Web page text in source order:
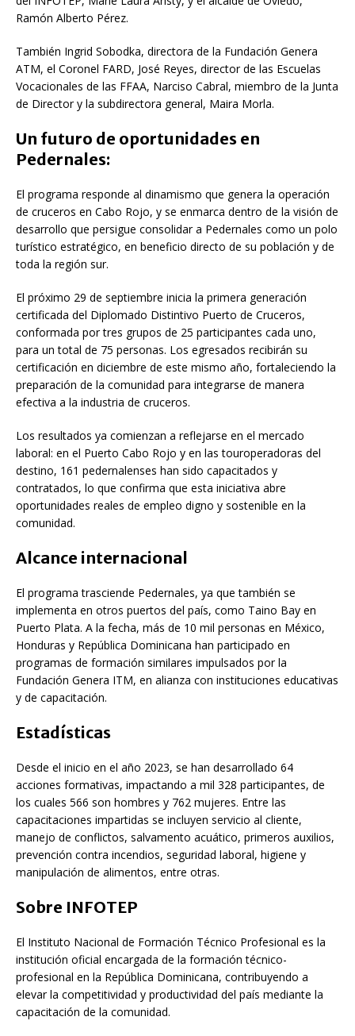
Ramón Alberto Pérez.
También Ingrid Sobodka, directora de la Fundación Genera
ATM, el Coronel FARD, José Reyes, director de las Escuelas
Vocacionales de las FFAA, Narciso Cabral, miembro de la Junta
de Director y la subdirectora general, Maira Morla.
Un futuro de oportunidades en
Pedernales:
El programa responde al dinamismo que genera la operación
de cruceros en Cabo Rojo, y se enmarca dentro de la visión de
desarrollo que persigue consolidar a Pedernales como un polo
turístico estratégico, en beneficio directo de su población y de
toda la región sur.
El próximo 29 de septiembre inicia la primera generación
certificada del Diplomado Distintivo Puerto de Cruceros,
conformada por tres grupos de 25 participantes cada uno,
para un total de 75 personas. Los egresados recibirán su
certificación en diciembre de este mismo año, fortaleciendo la
preparación de la comunidad para integrarse de manera
efectiva a la industria de cruceros.
Los resultados ya comienzan a reflejarse en el mercado
laboral: en el Puerto Cabo Rojo y en las touroperadoras del
destino, 161 pedernalenses han sido capacitados y
contratados, lo que confirma que esta iniciativa abre
oportunidades reales de empleo digno y sostenible en la
comunidad.
Alcance internacional
El programa trasciende Pedernales, ya que también se
implementa en otros puertos del país, como Taino Bay en
Puerto Plata. A la fecha, más de 10 mil personas en México,
Honduras y República Dominicana han participado en
programas de formación similares impulsados por la
Fundación Genera ITM, en alianza con instituciones educativas
y de capacitación.
Estadísticas
Desde el inicio en el año 2023, se han desarrollado 64
acciones formativas, impactando a mil 328 participantes, de
los cuales 566 son hombres y 762 mujeres. Entre las
capacitaciones impartidas se incluyen servicio al cliente,
manejo de conflictos, salvamento acuático, primeros auxilios,
prevención contra incendios, seguridad laboral, higiene y
manipulación de alimentos, entre otras.
Sobre INFOTEP
El Instituto Nacional de Formación Técnico Profesional es la
institución oficial encargada de la formación técnico-
profesional en la República Dominicana, contribuyendo a
elevar la competitividad y productividad del país mediante la
capacitación de la comunidad.